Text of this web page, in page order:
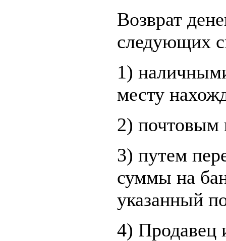
Возврат
следующих
1)
месту
2) почтовым
3) путем
суммы на
указанный
4) Продавец